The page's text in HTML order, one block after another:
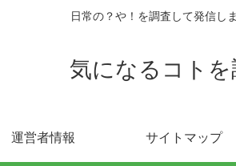
日常の？や！を調査して発信し
気になるコトを
運営者情報 サイトマップ